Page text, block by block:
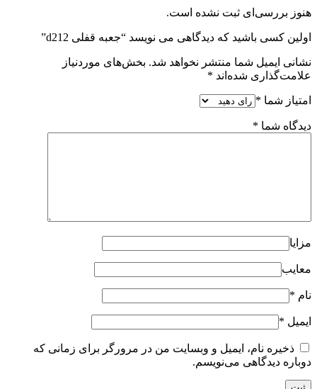
هنوز بررسی‌ای ثبت نشده است.
اولین کسی باشید که دیدگاهی می نویسد “جعبه قفلی d212”
نشانی ایمیل شما منتشر نخواهد شد. بخش‌های موردنیاز
علامت‌گذاری شده‌اند *
امتیاز شما *
دیدگاه شما *
مزایا
معایب
نام *
ایمیل *
ذخیره نام، ایمیل و وبسایت من در مرورگر برای زمانی که
دوباره دیدگاهی می‌نویسم.